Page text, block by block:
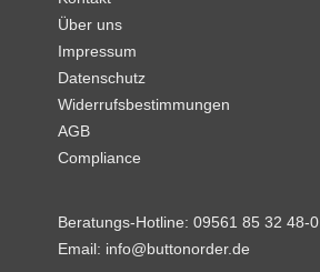
Über uns
Impressum
Datenschutz
Widerrufsbestimmungen
AGB
Compliance
Beratungs-Hotline:09561 85 32 48-0
Email: info@buttonorder.de